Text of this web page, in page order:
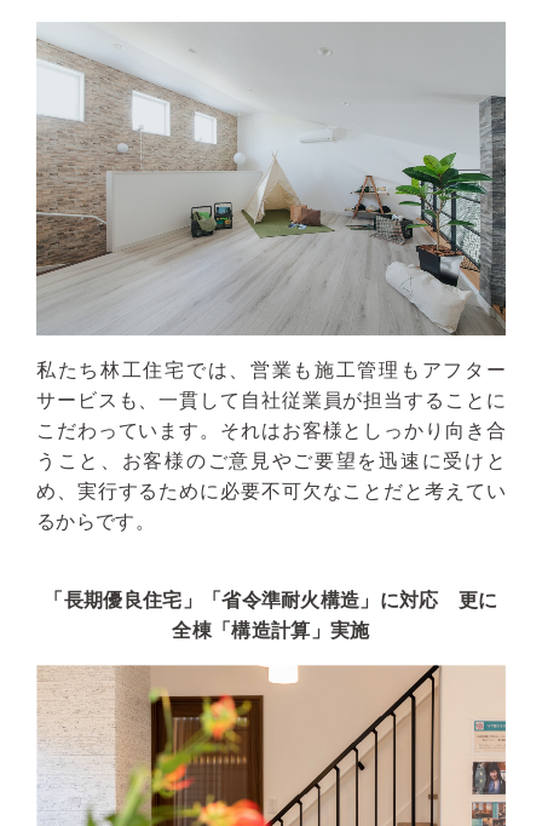
私たち林工住宅では、営業も施工管理もアフター
サービスも、一貫して自社従業員が担当することに
こだわっています。それはお客様としっかり向き合
うこと、お客様のご意見やご要望を迅速に受けと
め、実行するために必要不可欠なことだと考えてい
るからです。
「長期優良住宅」「省令準耐火構造」に対応 更に
全棟「構造計算」実施